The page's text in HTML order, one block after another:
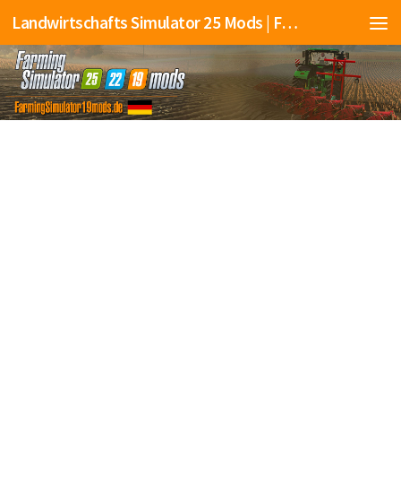
Landwirtschafts Simulator 25 Mods | Farming Simulator 25 Mods | FS25 Mods